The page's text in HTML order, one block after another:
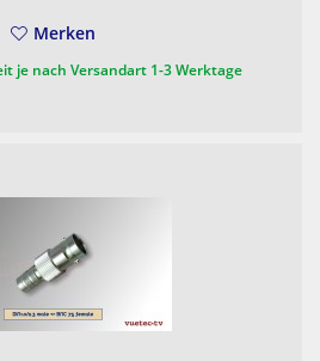
Merken
je nach Versandart 1-3 Werktage